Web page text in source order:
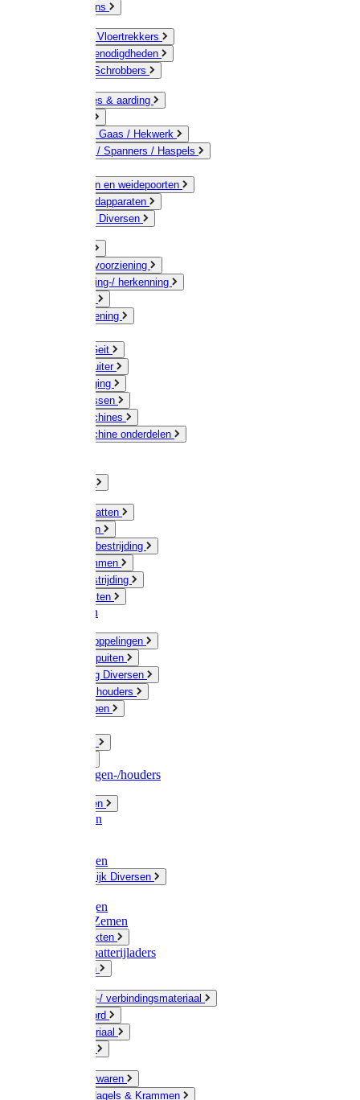
Betonmolens
Bezems & Vloertrekkers
Schildersbenodigdheden
Borstels / Schrobbers
Accessoires & aarding
Geleiders / Gaas / Hekwerk
Verbinders / Spanners / Haspels
Doorgangen en weidepoorten
Schrikdraadapparaten
Afrastering Diversen
Drinkwatervoorziening
Veemarkering-/ herkenning
Voervoorziening
Schaap / Geit
Paard & Ruiter
Veeverzorging
Scheermessen
Scheermachines
Scheermachine onderdelen
Muizen / Ratten
Drukspuiten
Ongediertebestrijding
Mollenklemmen
Onkruidbestrijding
Vliegenkasten
Meststoffen
Messing koppelingen
Gieters / Spuiten
Besproeiing Diversen
Slangen & houders
Waterpompen
Slangenwagen-/houders
Olie / Vetten
Chemicalien
Plasticzakken
Huishoudelijk Diversen
Zaksluitingen
Sponzen / Zemen
Zeepprodukten
Batterij & batterijladers
Zaklampen
Verpakking-/ verbindingsmateriaal
Touw / Koord
Afdekmateriaal
Kleine ijzerwaren
Spijkers, Nagels & Krammen